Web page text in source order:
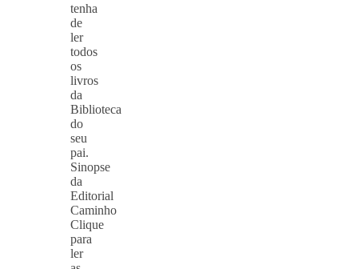
tenha
de
ler
todos
os
livros
da
Biblioteca
do
seu
pai.
Sinopse
da
Editorial
Caminho
Clique
para
ler